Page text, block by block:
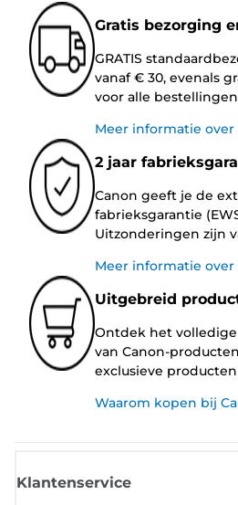
Gratis bezorging
GRATIS
vanaf € 30, evenals
voor alle bestellingen
Meer informatie
2 jaar
Canon geeft je de
fabrieksgarantie
Uitzonderingen zijn
Meer informatie over
Uitgebreid
Ontdek het
van Canon-
exclusieve
Waarom kopen bij
Klantenservice